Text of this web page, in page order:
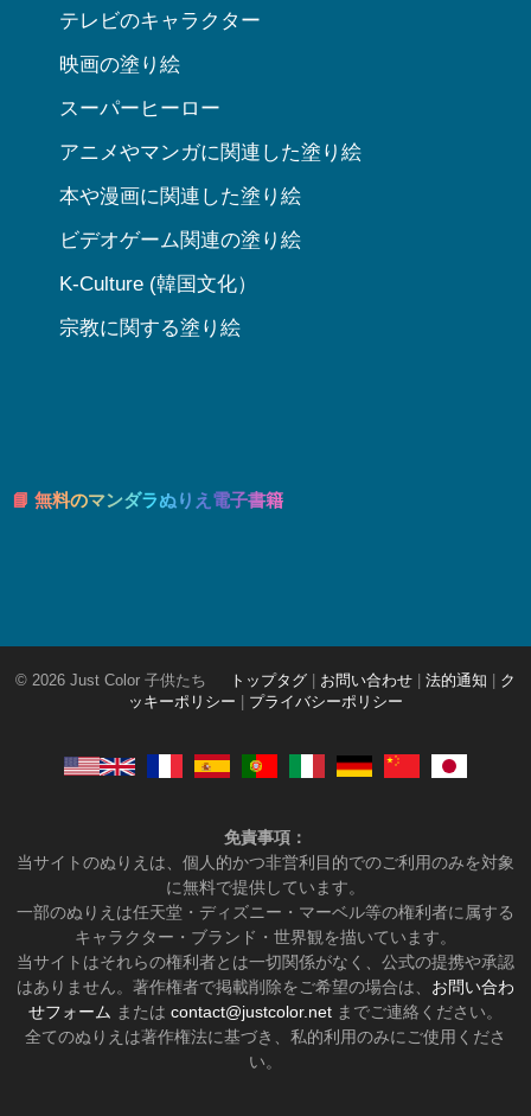
テレビのキャラクター
映画の塗り絵
スーパーヒーロー
アニメやマンガに関連した塗り絵
本や漫画に関連した塗り絵
ビデオゲーム関連の塗り絵
K-Culture (韓国文化）
宗教に関する塗り絵
📘 無料のマンダラぬりえ電子書籍
© 2026 Just Color 子供たち トップタグ お問い合わせ 法的通知
ク
ッキーポリシー
プライバシーポリシー
免責事項：
当サイトのぬりえは、個人的かつ非営利目的でのご利用のみを対象
に無料で提供しています。
一部のぬりえは任天堂・ディズニー・マーベル等の権利者に属する
キャラクター・ブランド・世界観を描いています。
当サイトはそれらの権利者とは一切関係がなく、公式の提携や承認
はありません。著作権者で掲載削除をご希望の場合は、 お問い合わ
せフォーム または contact@justcolor.net までご連絡ください。
全てのぬりえは著作権法に基づき、私的利用のみにご使用くださ
い。